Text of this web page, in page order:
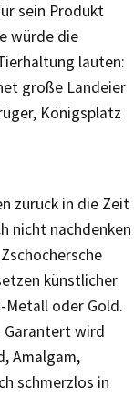
sein Produkt
würde die
lauten:
große Landeier
Königsplatz
zurück in die Zeit
nicht nachdenken
künstlicher
Metall oder Gold.
Garantert wird
Amalgam,
schmerzlos in